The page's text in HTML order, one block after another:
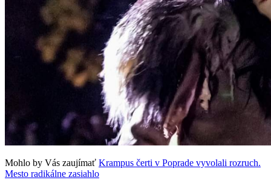
Mohlo by Vás zaujímať Krampus čerti v Poprade vyvolali rozruch.
Mesto radikálne zasiahlo